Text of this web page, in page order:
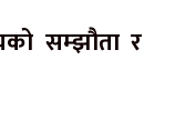
सम्झौता र